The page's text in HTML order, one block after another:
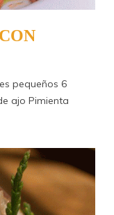
pequeños 6
ajo Pimienta